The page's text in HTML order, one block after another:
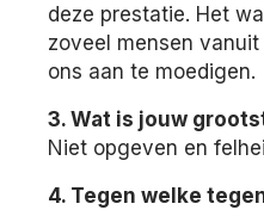
deze prestatie. Het
zoveel mensen
ons aan te moedigen.
3. Wat is jouw
Niet opgeven en
4. Tegen welke